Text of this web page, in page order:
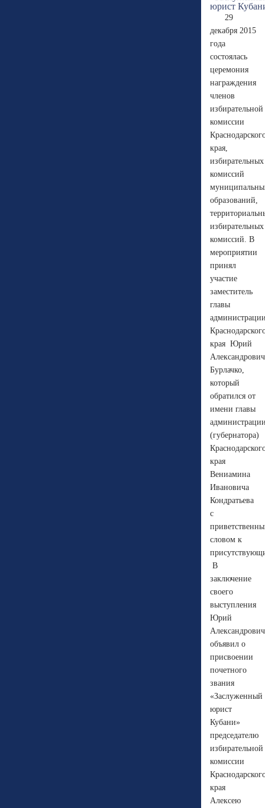
29
декабря 2015
года
состоялась
церемония
награждения
членов
избирательной
комиссии
края,
избирательных
комиссий
образований,
избирательных
комиссий. В
мероприятии
принял
участие
заместитель
главы
края Юрий
Бурлачко,
который
обратился от
имени главы
(губернатора)
края
Вениамина
Ивановича
Кондратьева
с
словом к
В
заключение
своего
выступления
Юрий
Александрович
объявил о
присвоении
почетного
звания
«Заслуженный
юрист
Кубани»
председателю
избирательной
комиссии
края
Алексею